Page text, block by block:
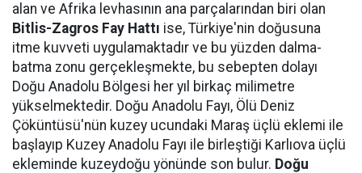
alan ve Afrika levhasının ana parçalarından biri olan
Bitlis-Zagros Fay Hattı ise, Türkiye'nin doğusuna
itme kuvveti uygulamaktadır ve bu yüzden dalma-
batma zonu gerçekleşmekte, bu sebepten dolayı
Doğu Anadolu Bölgesi her yıl birkaç milimetre
yükselmektedir. Doğu Anadolu Fayı, Ölü Deniz
Çöküntüsü'nün kuzey ucundaki Maraş üçlü eklemi ile
başlayıp Kuzey Anadolu Fayı ile birleştiği Karlıova üçlü
ekleminde kuzeydoğu yönünde son bulur. Doğu